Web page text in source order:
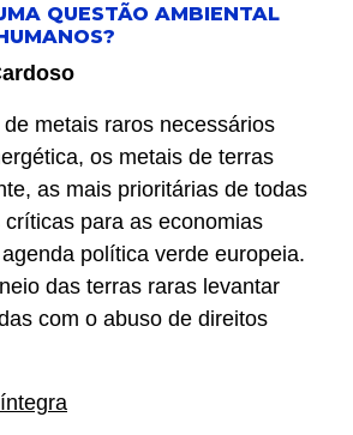
QUESTÃO AMBIENTAL
metais raros necessários
os metais de terras
as mais prioritárias de todas
para as economias
política verde europeia.
das terras raras levantar
com o abuso de direitos